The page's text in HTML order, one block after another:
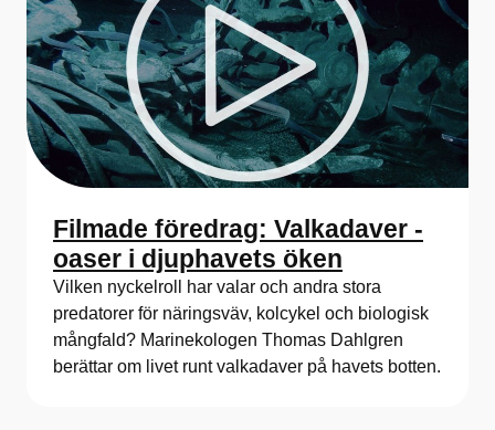
Filmade föredrag: Valkadaver -
oaser i djuphavets öken
Vilken nyckelroll har valar och andra stora
predatorer för näringsväv, kolcykel och biologisk
mångfald? Marinekologen Thomas Dahlgren
berättar om livet runt valkadaver på havets botten.